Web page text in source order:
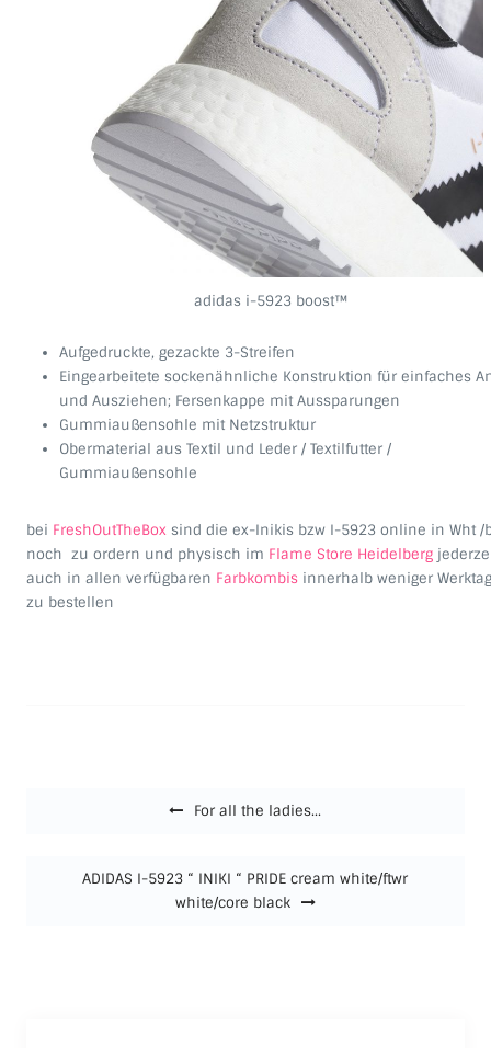
adidas i-5923 boost™
Aufgedruckte, gezackte 3-Streifen
Eingearbeitete sockenähnliche Konstruktion für einfaches
und Ausziehen; Fersenkappe mit Aussparungen
Gummiaußensohle mit Netzstruktur
Obermaterial aus Textil und Leder / Textilfutter /
Gummiaußensohle
bei FreshOutTheBoxsind die ex-Inikis bzw I-5923 online in Wht /
noch zu ordern und physisch im Flame Store Heidelberg
auch in allen verfügbaren Farbkombisinnerhalb weniger
zu bestellen
For all the ladies…
ADIDAS I-5923 “ INIKI “ PRIDE cream white/ftwr
white/core black